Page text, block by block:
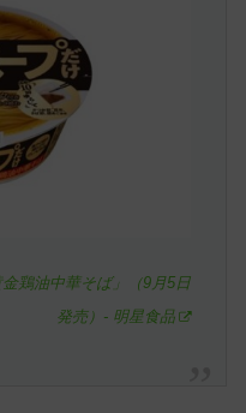
鶏油中華そば」（9月5日
発売）- 明星食品